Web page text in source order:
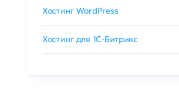
Хостинг WordPress
Хостинг для 1C-Битрикс